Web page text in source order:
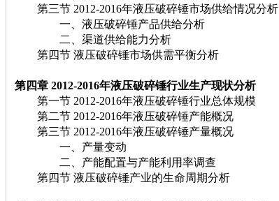
第三节 2012-2016年液压破碎锤市场供给情况分析
一、液压破碎锤产品供给分析
二、渠道供给能力分析
第四节 液压破碎锤市场供需平衡分析
第四章 2012-2016年液压破碎锤行业生产现状分析
第一节 2012-2016年液压破碎锤行业总体规模
第二节 2012-2016年液压破碎锤产能概况
第三节 2012-2016年液压破碎锤产量概况
一、产量变动
二、产能配置与产能利用率调查
第四节 液压破碎锤产业的生命周期分析